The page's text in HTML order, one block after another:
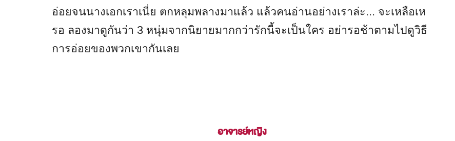
อ่อยจนนางเอกเราเนี่ย ตกหลุมพลางมาแล้ว แล้วคนอ่านอย่างเราล่ะ... จะเหลือเห
รอ ลองมาดูกันว่า 3 หนุ่มจากนิยายมากกว่ารักนี้จะเป็นใคร อย่ารอช้าตามไปดูวิธี
การอ่อยของพวกเขากันเลย
อาจารย์หญิง